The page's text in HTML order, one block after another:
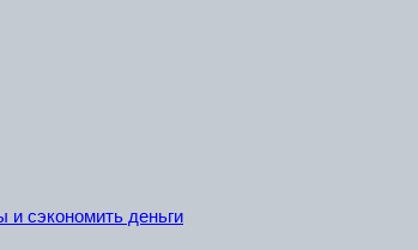
и сэкономить деньги